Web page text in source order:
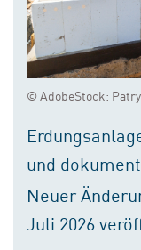
© AdobeStock:
und
Neuer
Juli 2026